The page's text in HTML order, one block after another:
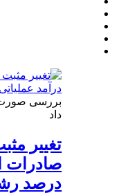
داد
تغییر
درصد